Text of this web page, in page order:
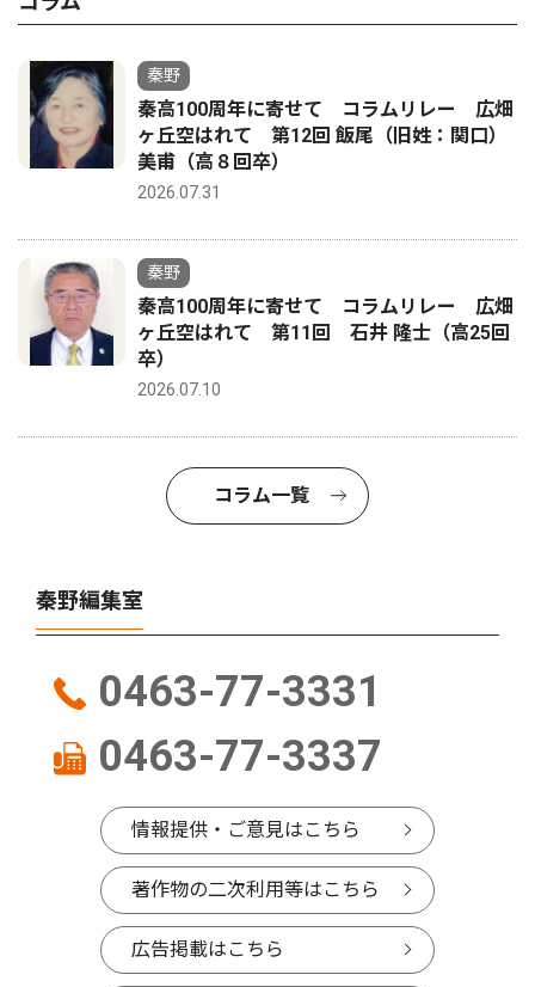
秦野
秦高100周年に寄せて コラムリレー 広畑
ヶ丘空はれて 第12回 飯尾（旧姓：関口）
美甫（高８回卒）
2026.07.31
秦野
秦高100周年に寄せて コラムリレー 広畑
ヶ丘空はれて 第11回 石井 隆士（高25回
卒）
2026.07.10
コラム一覧
秦野編集室
0463-77-3331
0463-77-3337
情報提供・ご意見はこちら
著作物の二次利用等はこちら
広告掲載はこちら